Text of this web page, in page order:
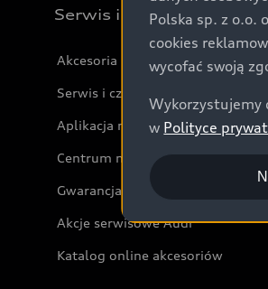
Polska sp. z o.o.
cookies
wycofać swoją
Wykorzystujemy
w Polityce
Serwis i akcesoria
Akcesoria
Serwis i części
Aplikacja myAudi i usługi cyfrowe
Centrum napraw
Gwarancja
Akcje serwisowe Audi
Katalog online akcesoriów